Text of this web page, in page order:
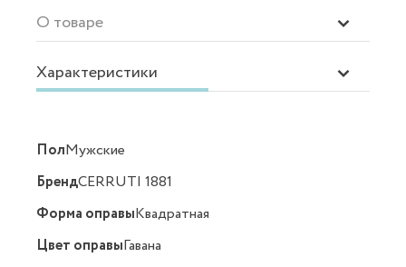
О товаре
Характеристики
ПолМужские
БрендCERRUTI 1881
Форма оправыКвадратная
Цвет оправыГавана